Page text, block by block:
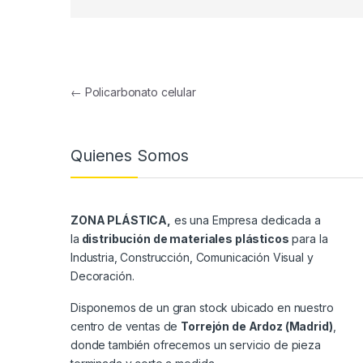
Navegación de entradas
← Policarbonato celular
Quienes Somos
ZONA PLÁSTICA, es una Empresa dedicada a
la distribución de materiales plásticos para la
Industria, Construcción, Comunicación Visual y
Decoración.
Disponemos de un gran stock ubicado en nuestro
centro de ventas de Torrejón de Ardoz (Madrid)
donde también ofrecemos un servicio de pieza